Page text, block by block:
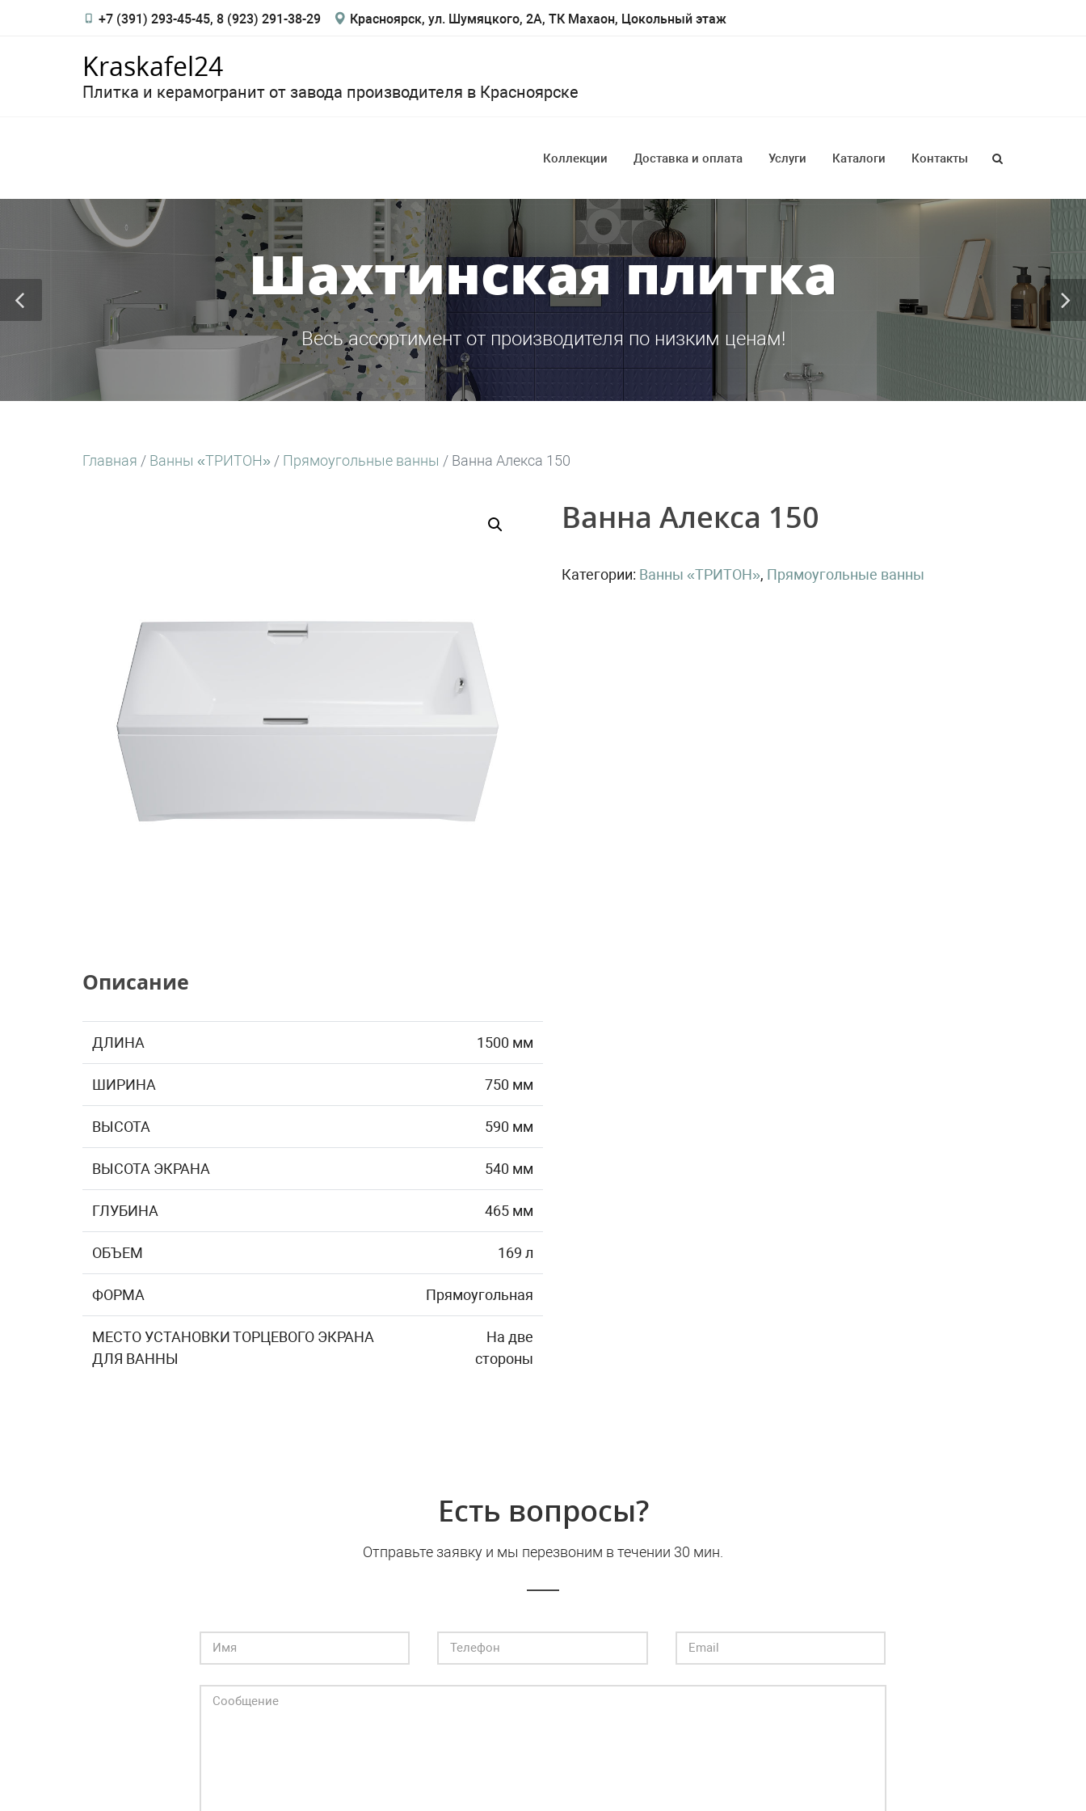
+7 (391) 293-45-45, 8 (923) 291-38-29 Красноярск, ул. Шумяцкого, 2А, ТК Махаон, Цокольный этаж
Kraskafel24
Плитка и керамогранит от завода производителя в Красноярске
Коллекции Доставка и оплата Услуги Каталоги Контакты
Шахтинская плитка
Весь ассортимент от производителя по низким ценам!
Главная / Ванны «ТРИТОН» / Прямоугольные ванны / Ванна Алекса 150
Ванна Алекса 150
Категории: Ванны «ТРИТОН», Прямоугольные ванны
Описание
ДЛИНА 1500 мм
ШИРИНА 750 мм
ВЫСОТА 590 мм
ВЫСОТА ЭКРАНА 540 мм
ГЛУБИНА 465 мм
ОБЪЕМ 169 л
ФОРМА Прямоугольная
МЕСТО УСТАНОВКИ ТОРЦЕВОГО ЭКРАНА
ДЛЯ ВАННЫ
На две
стороны
Есть вопросы?
Отправьте заявку и мы перезвоним в течении 30 мин.